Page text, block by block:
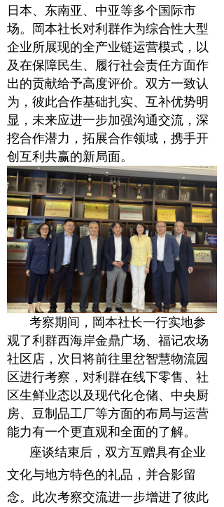
日本、东南亚、中亚等多个国际市
场。岡本社长对利群作为综合性大型
企业所展现的全产业链运营模式，以
及在保障民生、履行社会责任方面作
出的贡献给予高度评价。双方一致认
为，彼此合作基础扎实、互补优势明
显，未来应进一步加强沟通交流，深
挖合作潜力，拓展合作领域，携手开
创互利共赢的新局面。
考察期间，岡本社长一行实地参
观了利群西海岸金鼎广场、福记农场
社区店，次日将前往里岔智慧物流园
区进行考察，对利群在线下零售、社
区生鲜业态以及现代化仓储、中央厨
房、豆制品工厂等方面的布局与运营
能力有一个更直观和全面的了解。
座谈结束后，双方互赠具有企业
文化与地方特色的礼品，并合影留
念。此次考察交流进一步增进了彼此